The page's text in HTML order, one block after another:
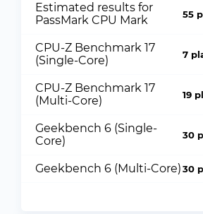
Estimated results for
PassMark CPU Mark
55
CPU-Z Benchmark 17
(Single-Core)
7
CPU-Z Benchmark 17
(Multi-Core)
19
Geekbench 6 (Single-
Core)
30
Geekbench 6 (Multi-Core)30